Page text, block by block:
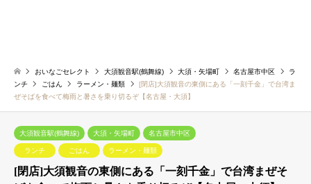
おいなごセレクト 大須観音駅(鶴舞線) 大須・矢場町 名古屋市中区
ラ
ンチ
ごはん ラーメン・麺類
[閉店]大須観音の東側にある「一刻千金」で台湾ま
ぜそばを食べて梅雨と暑さを乗り切るぞ【名古屋・大須】
大須観音駅(鶴舞線) 大須・矢場町 名古屋市中区
ランチ ごはん ラーメン・麺類
[閉店]大須観音の東側にある「一刻千金」で台湾まぜそ